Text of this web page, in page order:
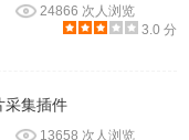
24866 次人浏览
3.0 分
采集插件
13658 次人浏览